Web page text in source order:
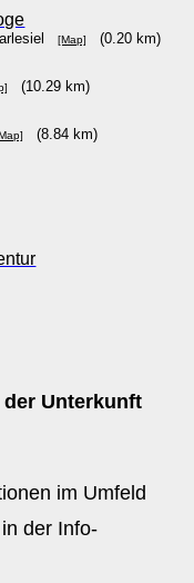
[Map] (0.20 km)
(10.29 km)
(8.84 km)
Unterkunft
im Umfeld
der Info-